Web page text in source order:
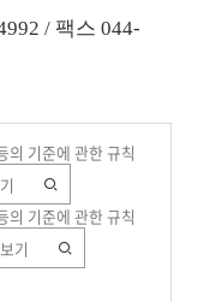
/ 팩스 044-
의 기준에 관한 규칙
의 기준에 관한 규칙
기